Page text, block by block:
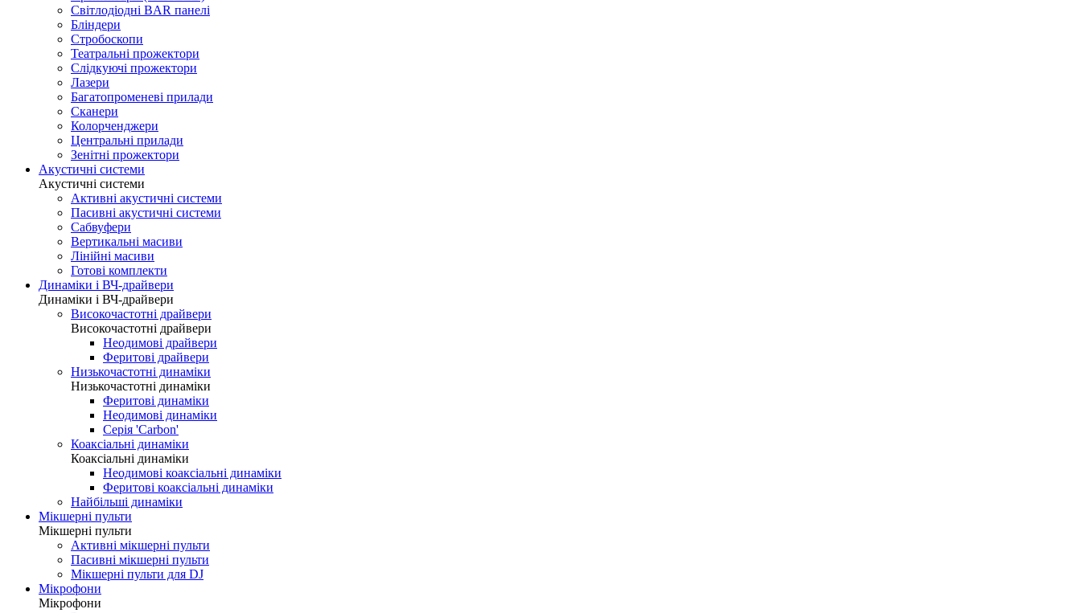
Світлодіодні BAR панелі
Бліндери
Стробоскопи
Театральні прожектори
Слідкуючі прожектори
Лазери
Багатопроменеві прилади
Сканери
Колорченджери
Центральні прилади
Зенітні прожектори
Акустичні системи
Акустичні системи
Активні акустичні системи
Пасивні акустичні системи
Сабвуфери
Вертикальні масиви
Лінійні масиви
Готові комплекти
Динаміки і ВЧ-драйвери
Динаміки і ВЧ-драйвери
Високочастотні драйвери
Високочастотні драйвери
Неодимові драйвери
Феритові драйвери
Низькочастотні динаміки
Низькочастотні динаміки
Феритові динаміки
Неодимові динаміки
Серія 'Carbon'
Коаксіальні динаміки
Коаксіальні динаміки
Неодимові коаксіальні динаміки
Феритові коаксіальні динаміки
Найбільші динаміки
Мікшерні пульти
Мікшерні пульти
Активні мікшерні пульти
Пасивні мікшерні пульти
Мікшерні пульти для DJ
Мікрофони
Мікрофони